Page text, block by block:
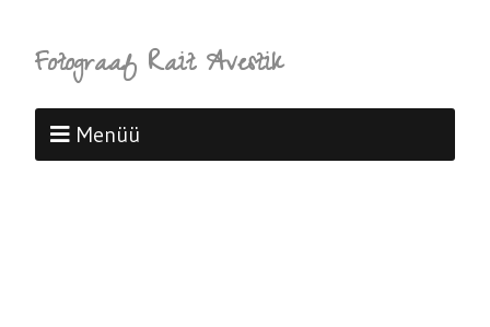
Fotograaf Rait Avestik
Menüü